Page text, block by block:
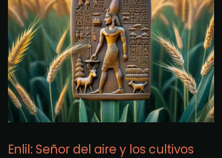
Enlil: Señor del aire y los cultivos